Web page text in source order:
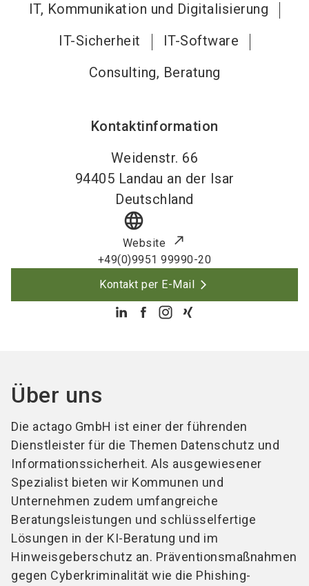
IT, Kommunikation und Digitalisierung
IT-Sicherheit
IT-Software
Consulting, Beratung
Kontaktinformation
Weidenstr. 66
94405 Landau an der Isar
Deutschland
language
Website
+49(0)9951 99990-20
Kontakt per E-Mail
Über uns
Die actago GmbH ist einer der führenden
Dienstleister für die Themen Datenschutz und
Informationssicherheit. Als ausgewiesener
Spezialist bieten wir Kommunen und
Unternehmen zudem umfangreiche
Beratungsleistungen und schlüsselfertige
Lösungen in der KI-Beratung und im
Hinweisgeberschutz an. Präventionsmaßnahmen
gegen Cyberkriminalität wie die Phishing-